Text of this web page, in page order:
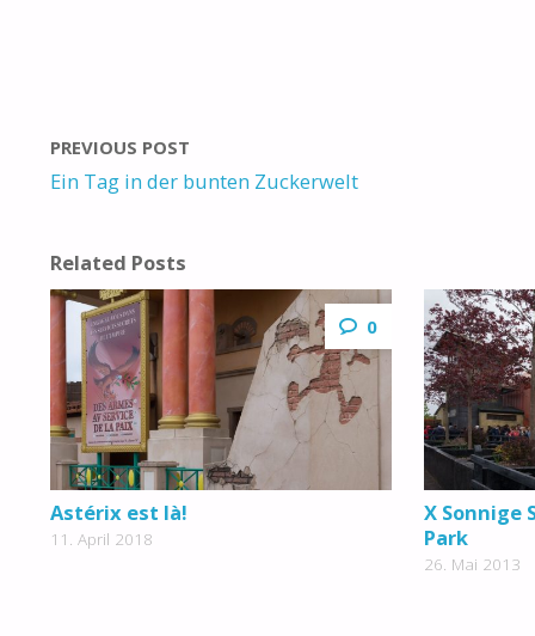
PREVIOUS POST
Ein Tag in der bunten Zuckerwelt
Related Posts
0
Astérix est là!
11. April 2018
X Sonnige
Park
26. Mai 2013